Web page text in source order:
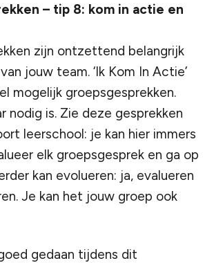
– tip 8: kom in actie en
zijn ontzettend belangrijk
jouw team. ‘Ik Kom In Actie’
mogelijk groepsgesprekken.
nodig is. Zie deze gesprekken
leerschool: je kan hier immers
elk groepsgesprek en ga op
kan evolueren: ja, evalueren
Je kan het jouw groep ook
gedaan tijdens dit